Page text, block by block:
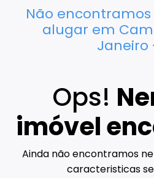
Não
alugar em
Janeiro
Ops!
imóvel
Ainda não encontramos
caracteristicas